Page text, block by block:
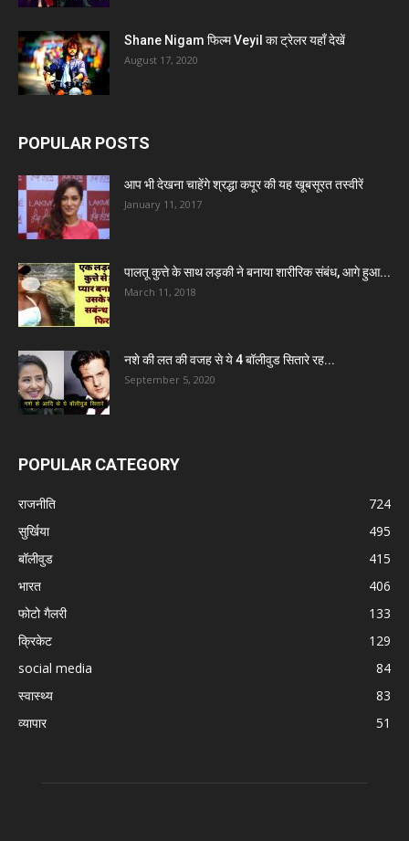
Shane Nigam फिल्म Veyil का ट्रेलर यहाँ देखें
August 17, 2020
POPULAR POSTS
आप भी देखना चाहेंगे श्रद्धा कपूर की यह खूबसूरत तस्वीरें
January 11, 2017
पालतू कुत्ते के साथ लड़की ने बनाया शारीरिक संबंध, आगे हुआ...
March 11, 2018
नशे की लत की वजह से ये 4 बॉलीवुड सितारे रह...
September 5, 2020
POPULAR CATEGORY
राजनीति
724
सुर्खिया
495
बॉलीवुड
415
भारत
406
फोटो गैलरी
133
क्रिकेट
129
social media
84
स्वास्थ्य
83
व्यापार
51